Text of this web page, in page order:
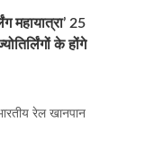
महायात्रा’ 25
के होंगे
रेल खानपान